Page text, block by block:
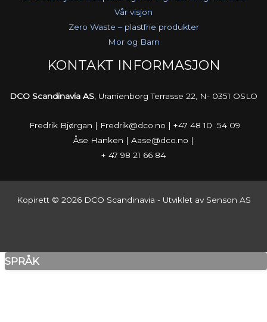
Vår visjon
Zero Waste – plastfrie produkter
Mor og Barn
KONTAKT INFORMASJON
DCO Scandinavia AS , Uranienborg Terrasse 22, N- 0351 OSLO
Fredrik Bjørgan | Fredrik@dco.no | +47 48 10 54 09
Åse Hanken | Aase@dco.no |
+ 47 98 21 66 84
Kopirett © 2026 DCO Scandinavia - Utviklet av Senson AS
SPRÅK